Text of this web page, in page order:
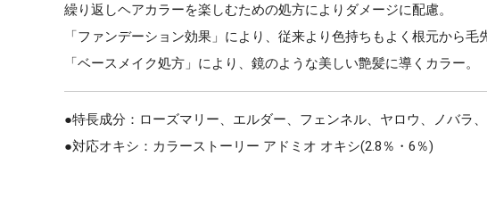
繰り返しヘアカラーを楽しむための処方によりダメージに配慮。
「ファンデーション効果」により、従来より色持ちもよく根元から毛
「ベースメイク処方」により、鏡のような美しい艶髪に導くカラー。
●特長成分：ローズマリー、エルダー、フェンネル、ヤロウ、ノバラ
●対応オキシ：カラーストーリー アドミオ オキシ(2.8％・6％)